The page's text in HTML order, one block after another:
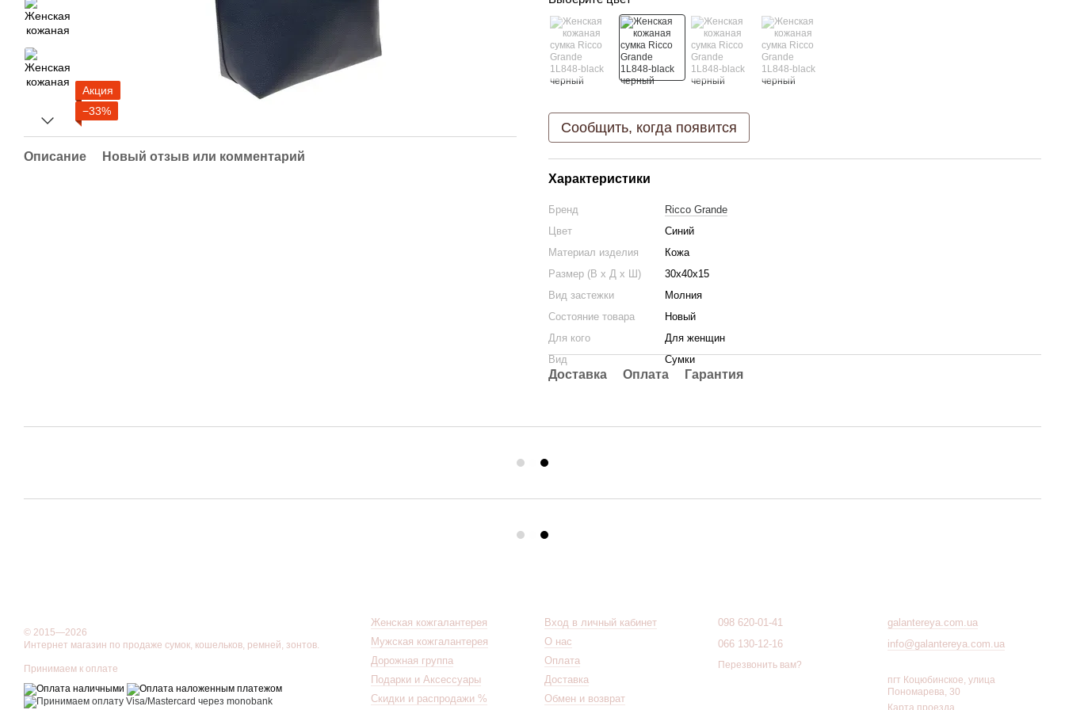
Акция
−33%
Описание Новый отзыв или комментарий
Сообщить, когда появится
Характеристики
Бренд
Ricco Grande
Цвет
Синий
Материал изделия
Кожа
Размер (В х Д х Ш)
30х40х15
Вид застежки
Молния
Состояние товара
Новый
Для кого
Для женщин
Вид
Сумки
Доставка Оплата Гарантия
© 2015—2026
Интернет магазин по продаже сумок, кошельков, ремней, зонтов.
Принимаем к оплате
Женская кожгалантерея
Мужская кожгалантерея
Дорожная группа
Подарки и Аксессуары
Скидки и распродажи %
Вход в личный кабинет
О нас
Оплата
Доставка
Обмен и возврат
098 620-01-41
066 130-12-16
Перезвонить вам?
galantereya.com.ua
info@galantereya.com.ua
пгт Коцюбинское, улица
Пономарева, 30
Карта проезда